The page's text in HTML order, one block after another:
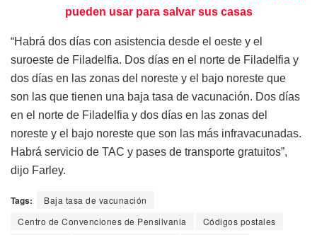
pueden usar para salvar sus casas
“Habrá dos días con asistencia desde el oeste y el
suroeste de Filadelfia. Dos días en el norte de Filadelfia y
dos días en las zonas del noreste y el bajo noreste que
son las que tienen una baja tasa de vacunación. Dos días
en el norte de Filadelfia y dos días en las zonas del
noreste y el bajo noreste que son las más infravacunadas.
Habrá servicio de TAC y pases de transporte gratuitos”,
dijo Farley.
Tags:
Baja tasa de vacunación
Centro de Convenciones de Pensilvania
Códigos postales